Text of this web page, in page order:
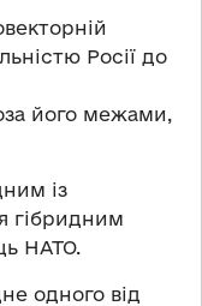
Росії до
його межами,
із
гібридним
НАТО.
одного від